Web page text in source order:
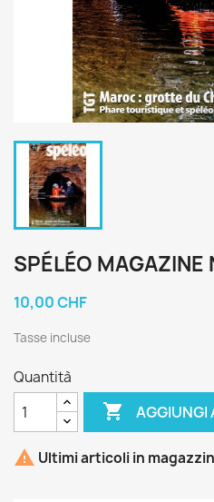
SPÉLÉO MAGAZINE
10,00 CHF
Tasse incluse
Quantità
 AGGIUNGI
 Ultimi articoli in